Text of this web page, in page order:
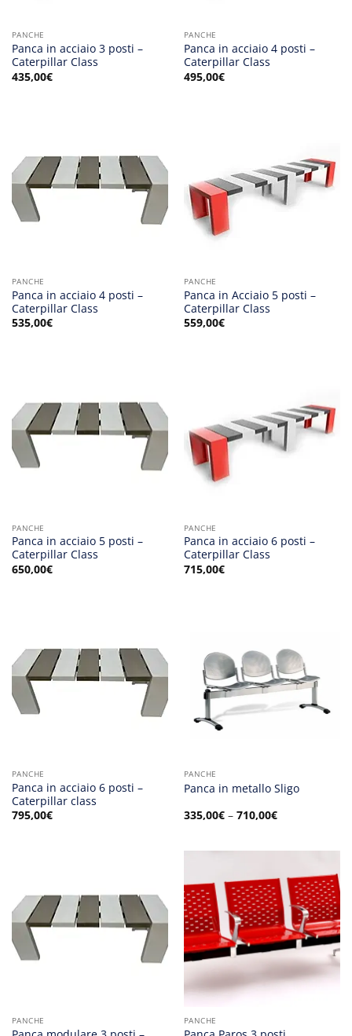
PANCHE
Panca in acciaio 3 posti –
Caterpillar Class
435,00€
PANCHE
Panca in acciaio 4 posti –
Caterpillar Class
495,00€
PANCHE
Panca in acciaio 4 posti –
Caterpillar Class
535,00€
PANCHE
Panca in Acciaio 5 posti –
Caterpillar Class
559,00€
PANCHE
Panca in acciaio 5 posti –
Caterpillar Class
650,00€
PANCHE
Panca in acciaio 6 posti –
Caterpillar Class
715,00€
PANCHE
Panca in acciaio 6 posti –
Caterpillar class
795,00€
PANCHE
Panca in metallo Sligo
335,00€– 710,00€
PANCHE PANCHE